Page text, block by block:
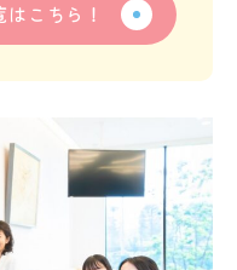
こちら！